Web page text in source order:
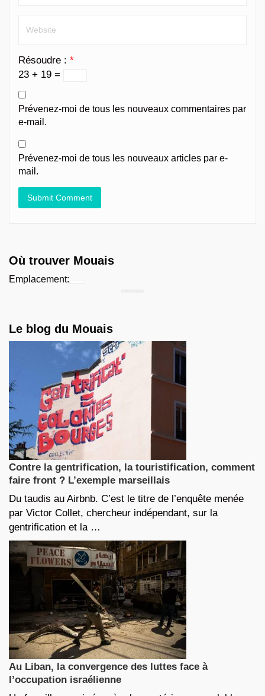
Résoudre : *
23 + 19 =
Prévenez-moi de tous les nouveaux commentaires par
e-mail.
Prévenez-moi de tous les nouveaux articles par e-
mail.
Où trouver Mouais
Emplacement:
Le blog du Mouais
Contre la gentrification, la touristification, comment
faire front ? L’exemple marseillais
Du taudis au Airbnb. C’est le titre de l’enquête menée
par Victor Collet, chercheur indépendant, sur la
gentrification et la …
Au Liban, la convergence des luttes face à
l’occupation israélienne